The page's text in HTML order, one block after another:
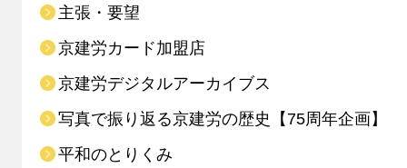
主張・要望
京建労カード加盟店
京建労デジタルアーカイブス
写真で振り返る京建労の歴史【75周年企画】
平和のとりくみ